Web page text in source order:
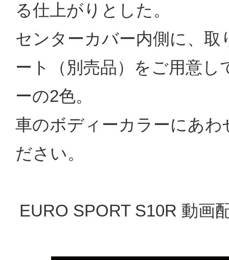
る仕上がりとした。
センターカバー内側に、
ート（別売品）をご用意
ーの2色。
車のボディーカラーにあ
ださい。
EURO SPORT S10R 動画